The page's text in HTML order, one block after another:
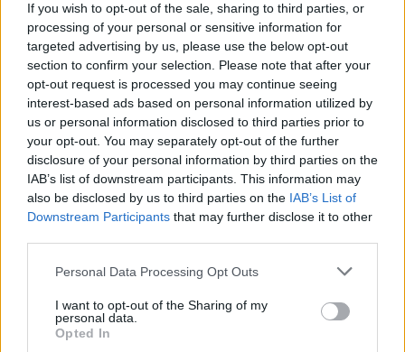
If you wish to opt-out of the sale, sharing to third parties, or
processing of your personal or sensitive information for
targeted advertising by us, please use the below opt-out
section to confirm your selection. Please note that after your
opt-out request is processed you may continue seeing
interest-based ads based on personal information utilized by
us or personal information disclosed to third parties prior to
your opt-out. You may separately opt-out of the further
disclosure of your personal information by third parties on the
IAB’s list of downstream participants. This information may
also be disclosed by us to third parties on the IAB’s List of
Downstream Participants that may further disclose it to other
Personal Data Processing Opt Outs
I want to opt-out of the Sharing of my
personal data.
Opted In
dell'esercito israeliano hanno bloccato il
giocatore, che fortunatamente si trova al sicuro.
Tuttavia, essendo stati chiusi gli spazi aerei, sarà
impossibile per Taremi lasciare l'Iran nei
prossimi giorni. Salta dunque la partecipazione
al Mondiale per Club: l'Inter dovrà fare a meno
del giocatore iraniano.